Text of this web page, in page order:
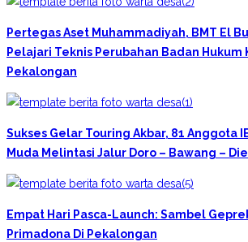
Pertegas Aset Muhammadiyah, BMT El
Pelajari Teknis Perubahan Badan Hukum
Pekalongan
Sukses Gelar Touring Akbar, 81 Anggota
Muda Melintasi Jalur Doro – Bawang –
Empat Hari Pasca-Launch: Sambel
Primadona Di Pekalongan